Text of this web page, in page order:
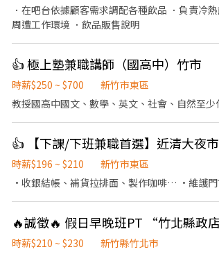
．在吧台依據顧客需求調配各種飲品 ．負責冷
周遭工作環境 ．飲品販售說明
👍 極上塾兼職講師（國高中）竹市
時薪$250 ~ $700
新竹市東區
時薪$196 ~ $210
新竹市東區
·收銀結帳、補貨拉排面、製作咖啡… ·維護
🔥誠徵🔥 假日早晚班PT “竹北縣政
時薪$210 ~ $230
新竹縣竹北市